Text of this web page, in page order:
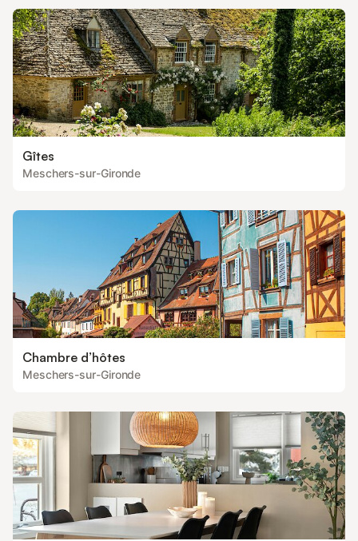
Gîtes
Meschers-sur-Gironde
Chambre d’hôtes
Meschers-sur-Gironde